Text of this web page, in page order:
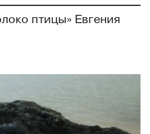
птицы» Евгения